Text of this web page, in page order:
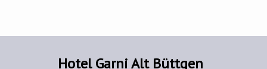
Hotel Garni Alt Büttgen